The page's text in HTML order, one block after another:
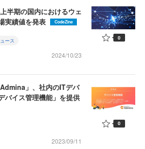
半期の国内におけるウェ
実績値を発表
CodeZine
ース
2024/10/23
0
Admina」、社内のITデバ
バイス管理機能」を提供
2023/09/11
0